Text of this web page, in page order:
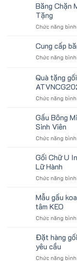
Băng Chặn
Tặng
Chức năng
Cung cấp
Chức năng
Quà tặng
Chức năng
Gấu Bông
Sinh Viên
Chức năng
Gối Chữ U
Lữ Hành
Chức năng
Mẫu gấu
tâm KEO
Chức năng
Đặt hàng
yêu cầu
Chức năng